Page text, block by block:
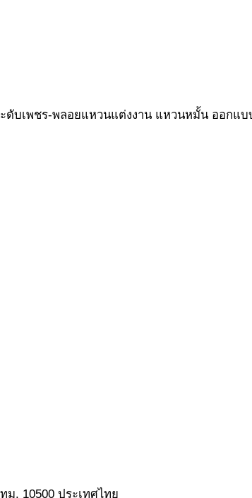
ะดับเพชร-พลอยแหวนแต่งงาน แหวนหมั้น ออก
ม. 10500 ประเทศไทย